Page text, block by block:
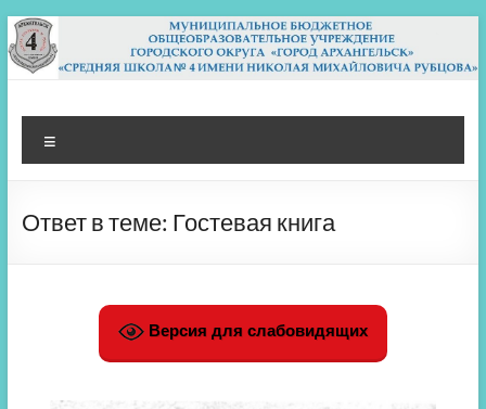
Перейти
к
содержимому
МБОУ СШ 4
Архангельск
Ответ в теме: Гостевая книга
Версия для слабовидящих